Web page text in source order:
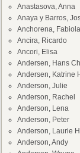
Anastasova, Anna
Anaya y Barros,
Anchorena, Fabiola
Ancira, Ricardo
Ancori, Elisa
Andersen, Hans
Andersen, Katrine
Anderson, Julie
Anderson, Rachel
Anderson, Lena
Anderson, Peter
Anderson, Laurie
Anderson, Andy